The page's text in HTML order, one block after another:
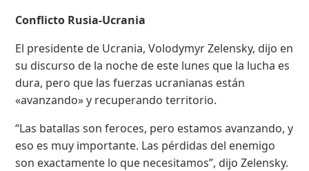
Conflicto Rusia-Ucrania
El presidente de Ucrania, Volodymyr Zelensky, dijo en
su discurso de la noche de este lunes que la lucha es
dura, pero que las fuerzas ucranianas están
«avanzando» y recuperando territorio.
“Las batallas son feroces, pero estamos avanzando, y
eso es muy importante. Las pérdidas del enemigo
son exactamente lo que necesitamos”, dijo Zelensky.